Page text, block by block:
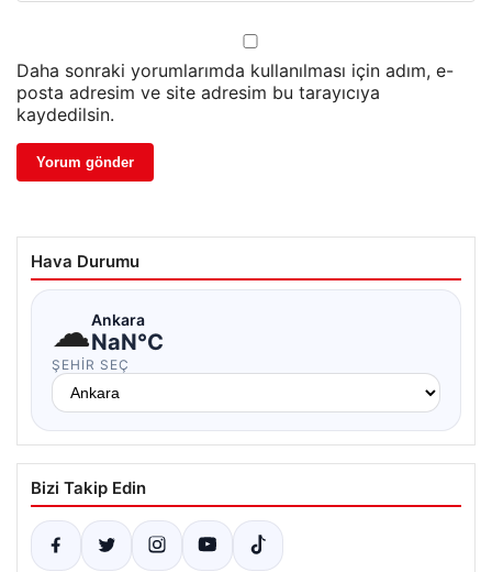
Daha sonraki yorumlarımda kullanılması için adım, e-
posta adresim ve site adresim bu tarayıcıya
kaydedilsin.
Hava Durumu
☁Ankara
NaN°C
ŞEHIR SEÇ
Bizi Takip Edin